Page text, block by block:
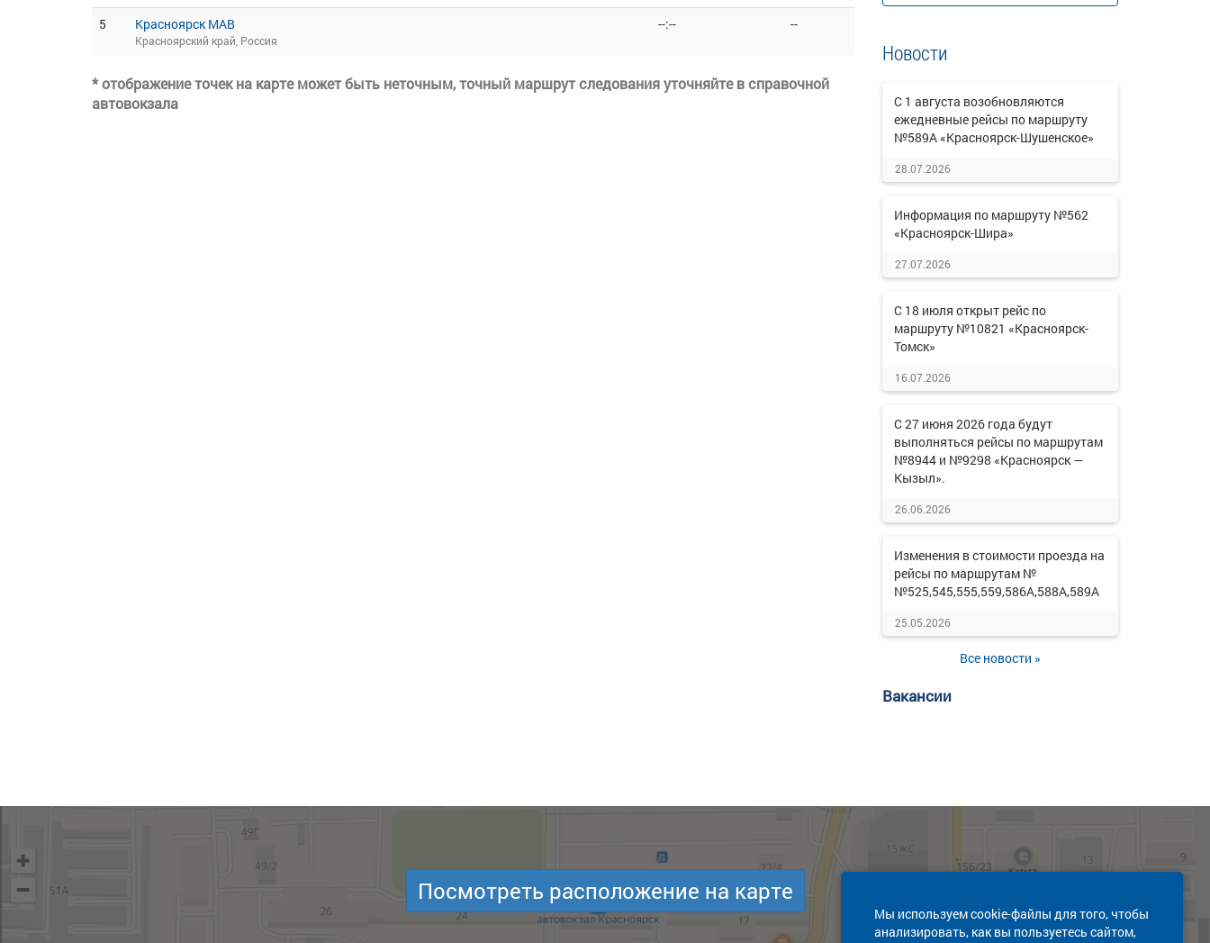
5 Красноярск МАВ
Красноярский край, Россия
--:-- --
* отображение точек на карте может быть неточным, точный маршрут следования уточняйте в справочной
автовокзала
Новости
С 1 августа возобновляются
ежедневные рейсы по маршруту
№589А «Красноярск-Шушенское»
28.07.2026
Информация по маршруту №562
«Красноярск-Шира»
27.07.2026
С 18 июля открыт рейс по
маршруту №10821 «Красноярск-
Томск»
16.07.2026
С 27 июня 2026 года будут
выполняться рейсы по маршрутам
№8944 и №9298 «Красноярск —
Кызыл».
26.06.2026
Изменения в стоимости проезда на
рейсы по маршрутам №
№525,545,555,559,586А,588А,589А
25.05.2026
Все новости »
Вакансии
Мы используем cookie-файлы для того, чтобы
анализировать, как вы пользуетесь сайтом,
Посмотреть расположение на карте